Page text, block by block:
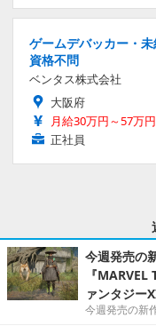
ゲームデバッカー・
資格不問
ベンタス株式会社
大阪府
月給30万円～57万円
正社員
今週発売の
『
ァンタジー
今週発売の新